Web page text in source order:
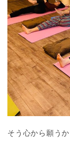
そう心から願う